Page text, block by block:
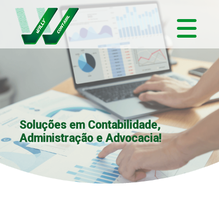
Soluções em Contabilidade,
Administração e Advocacia!